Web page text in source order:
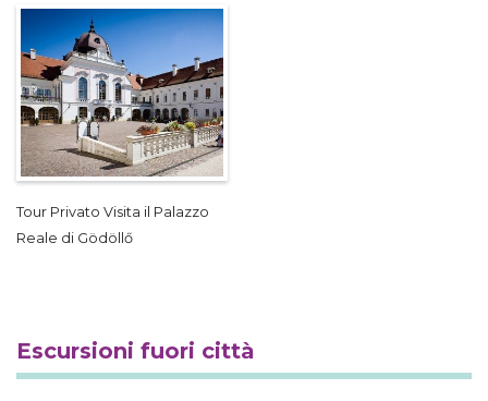
Tour Privato Visita il Palazzo
Reale di Gödöllő
Escursioni fuori città